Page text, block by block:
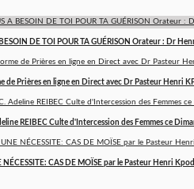
DE TOI POUR TA GUÉRISON Orateur : Dr
de Prières en ligne en Direct avec Dr Pasteur Henri
REIBEC Culte d'Intercession des Femmes ce
NÉCESSITE: CAS DE MOÏSE par le Pasteur Henri